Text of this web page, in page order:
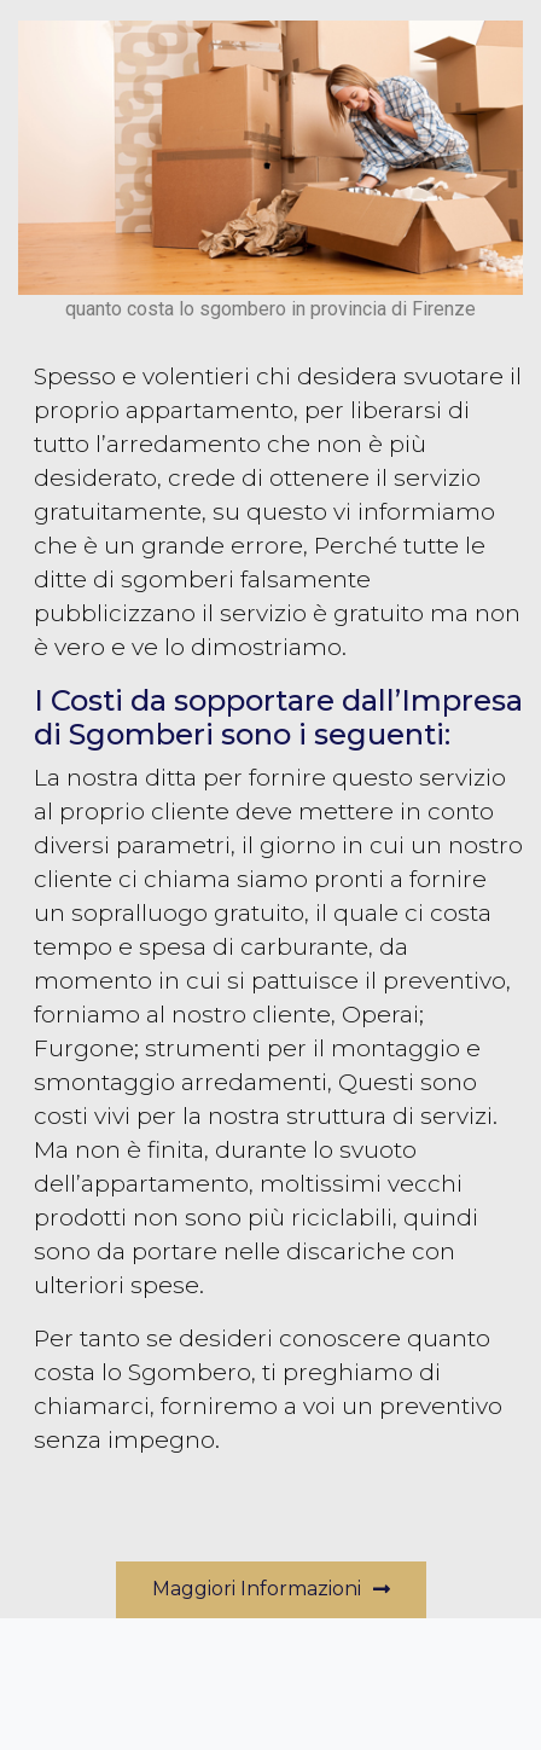
quanto costa lo sgombero in provincia di Firenze
Spesso e volentieri chi desidera svuotare il
proprio appartamento, per liberarsi di
tutto l’arredamento che non è più
desiderato, crede di ottenere il servizio
gratuitamente, su questo vi informiamo
che è un grande errore, Perché tutte le
ditte di sgomberi falsamente
pubblicizzano il servizio è gratuito ma non
è vero e ve lo dimostriamo.
I Costi da sopportare dall’Impresa
di Sgomberi sono i seguenti:
La nostra ditta per fornire questo servizio
al proprio cliente deve mettere in conto
diversi parametri, il giorno in cui un nostro
cliente ci chiama siamo pronti a fornire
un sopralluogo gratuito, il quale ci costa
tempo e spesa di carburante, da
momento in cui si pattuisce il preventivo,
forniamo al nostro cliente, Operai;
Furgone; strumenti per il montaggio e
smontaggio arredamenti, Questi sono
costi vivi per la nostra struttura di servizi.
Ma non è finita, durante lo svuoto
dell’appartamento, moltissimi vecchi
prodotti non sono più riciclabili, quindi
sono da portare nelle discariche con
ulteriori spese.
Per tanto se desideri conoscere quanto
costa lo Sgombero, ti preghiamo di
chiamarci, forniremo a voi un preventivo
senza impegno.
Maggiori Informazioni